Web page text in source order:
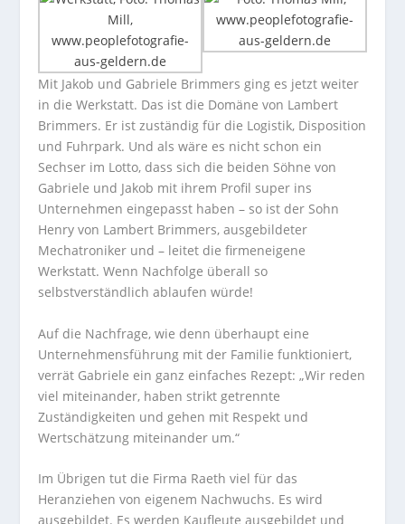
Mit Jakob und Gabriele Brimmers ging es jetzt weiter
in die Werkstatt. Das ist die Domäne von Lambert
Brimmers. Er ist zuständig für die Logistik, Disposition
und Fuhrpark. Und als wäre es nicht schon ein
Sechser im Lotto, dass sich die beiden Söhne von
Gabriele und Jakob mit ihrem Profil super ins
Unternehmen eingepasst haben – so ist der Sohn
Henry von Lambert Brimmers, ausgebildeter
Mechatroniker und – leitet die firmeneigene
Werkstatt. Wenn Nachfolge überall so
selbstverständlich ablaufen würde!
Auf die Nachfrage, wie denn überhaupt eine
Unternehmensführung mit der Familie funktioniert,
verrät Gabriele ein ganz einfaches Rezept: „Wir reden
viel miteinander, haben strikt getrennte
Zuständigkeiten und gehen mit Respekt und
Wertschätzung miteinander um.“
Im Übrigen tut die Firma Raeth viel für das
Heranziehen von eigenem Nachwuchs. Es wird
ausgebildet. Es werden Kaufleute ausgebildet und